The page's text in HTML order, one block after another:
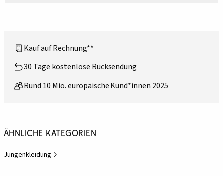
Kauf auf Rechnung**
30 Tage kostenlose Rücksendung
Rund 10 Mio. europäische Kund*innen 2025
Ähnliche Kategorien
Jungenkleidung